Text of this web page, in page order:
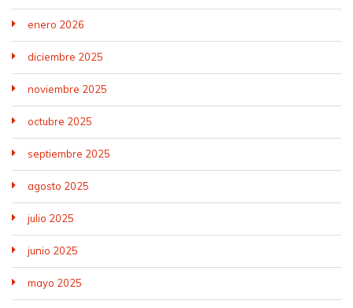
enero 2026
diciembre 2025
noviembre 2025
octubre 2025
septiembre 2025
agosto 2025
julio 2025
junio 2025
mayo 2025